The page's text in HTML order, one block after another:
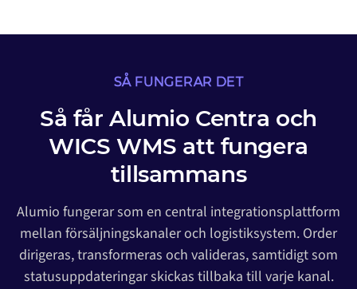
SÅ FUNGERAR DET
Så får Alumio Centra och
WICS WMS att fungera
tillsammans
Alumio fungerar som en central integrationsplattform
mellan försäljningskanaler och logistiksystem. Order
dirigeras, transformeras och valideras, samtidigt som
statusuppdateringar skickas tillbaka till varje kanal.